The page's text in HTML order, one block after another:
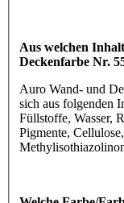
Aus welchen
Deckenfarbe Nr.
Auro Wand- und
sich aus folgenden
Füllstoffe, Wasser,
Pigmente,